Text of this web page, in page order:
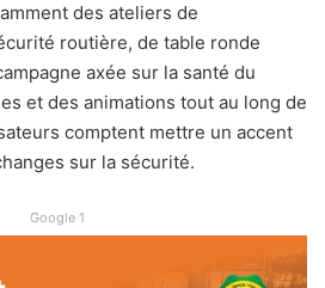
des ateliers de
routière, de table ronde
axée sur la santé du
et des animations tout au long de
comptent mettre un accent
sur la sécurité.
Google 1